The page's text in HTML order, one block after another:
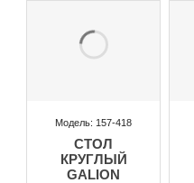
Модель: 157-418
СТОЛ
КРУГЛЫЙ
GALION